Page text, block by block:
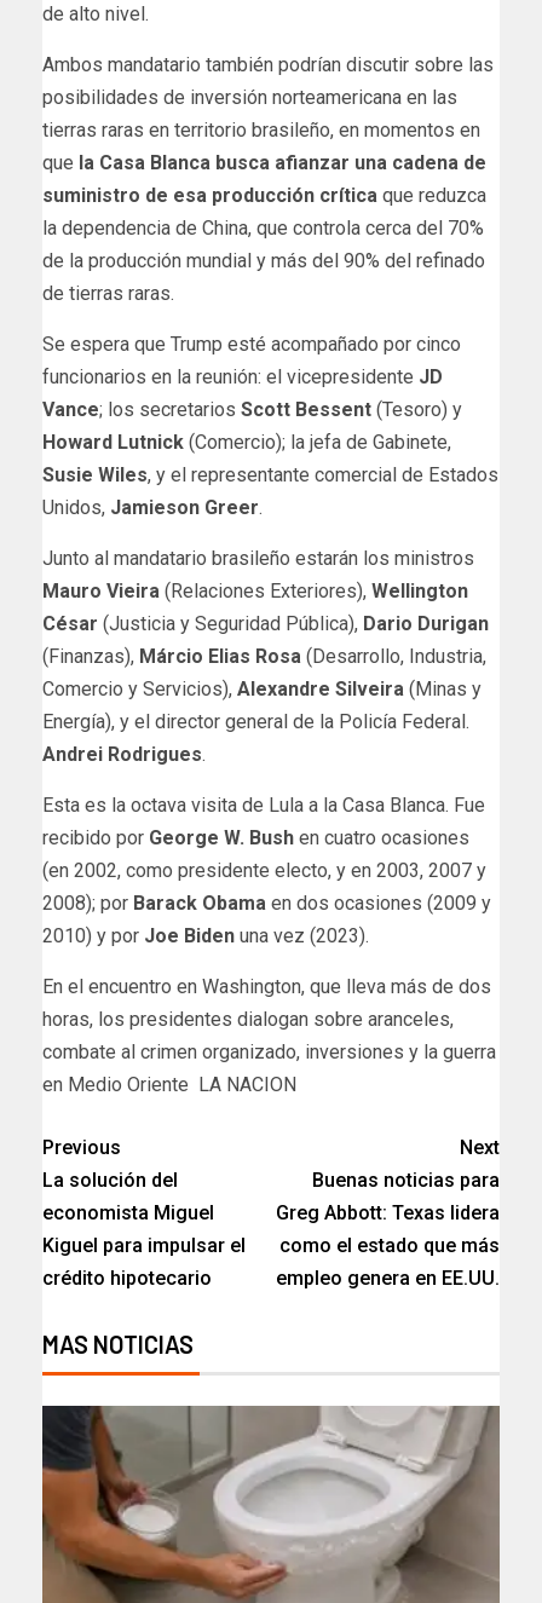
de alto nivel.
Ambos mandatario también podrían discutir sobre las
posibilidades de inversión norteamericana en las
tierras raras en territorio brasileño, en momentos en
que la Casa Blanca busca afianzar una cadena de
suministro de esa producción crítica que reduzca
la dependencia de China, que controla cerca del 70%
de la producción mundial y más del 90% del refinado
de tierras raras.
Se espera que Trump esté acompañado por cinco
funcionarios en la reunión: el vicepresidente JD
Vance; los secretarios Scott Bessent (Tesoro) y
Howard Lutnick (Comercio); la jefa de Gabinete,
Susie Wiles, y el representante comercial de Estados
Unidos, Jamieson Greer.
Junto al mandatario brasileño estarán los ministros
Mauro Vieira (Relaciones Exteriores), Wellington
César (Justicia y Seguridad Pública), Dario Durigan
(Finanzas), Márcio Elias Rosa (Desarrollo, Industria,
Comercio y Servicios), Alexandre Silveira (Minas y
Energía), y el director general de la Policía Federal.
Andrei Rodrigues.
Esta es la octava visita de Lula a la Casa Blanca. Fue
recibido por George W. Bush en cuatro ocasiones
(en 2002, como presidente electo, y en 2003, 2007 y
2008); por Barack Obama en dos ocasiones (2009 y
2010) y por Joe Biden una vez (2023).
​En el encuentro en Washington, que lleva más de dos
horas, los presidentes dialogan sobre aranceles,
combate al crimen organizado, inversiones y la guerra
en Medio Oriente LA NACION
Previous
La solución del
economista Miguel
Kiguel para impulsar el
crédito hipotecario
Next
Buenas noticias para
Greg Abbott: Texas lidera
como el estado que más
empleo genera en EE.UU.
MAS NOTICIAS